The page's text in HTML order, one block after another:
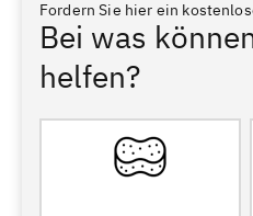
Fordern Sie hier ein
Bei was
helfen?